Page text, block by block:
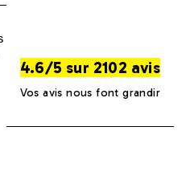
4.6/5 sur 2102 avis
Vos avis nous font grandir